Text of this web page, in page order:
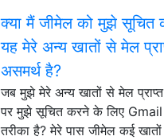
क्या मैं जीमेल को मुझे
यह मेरे अन्य खातों से मेल
असमर्थ है?
जब मुझे मेरे अन्य खातों से मेल
पर मुझे सूचित करने के लिए Gmail
तरीका है? मेरे पास जीमेल कई